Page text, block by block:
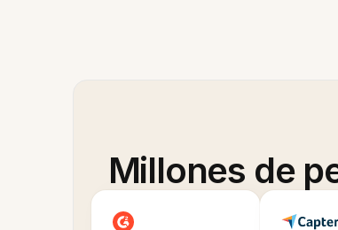
Millones de